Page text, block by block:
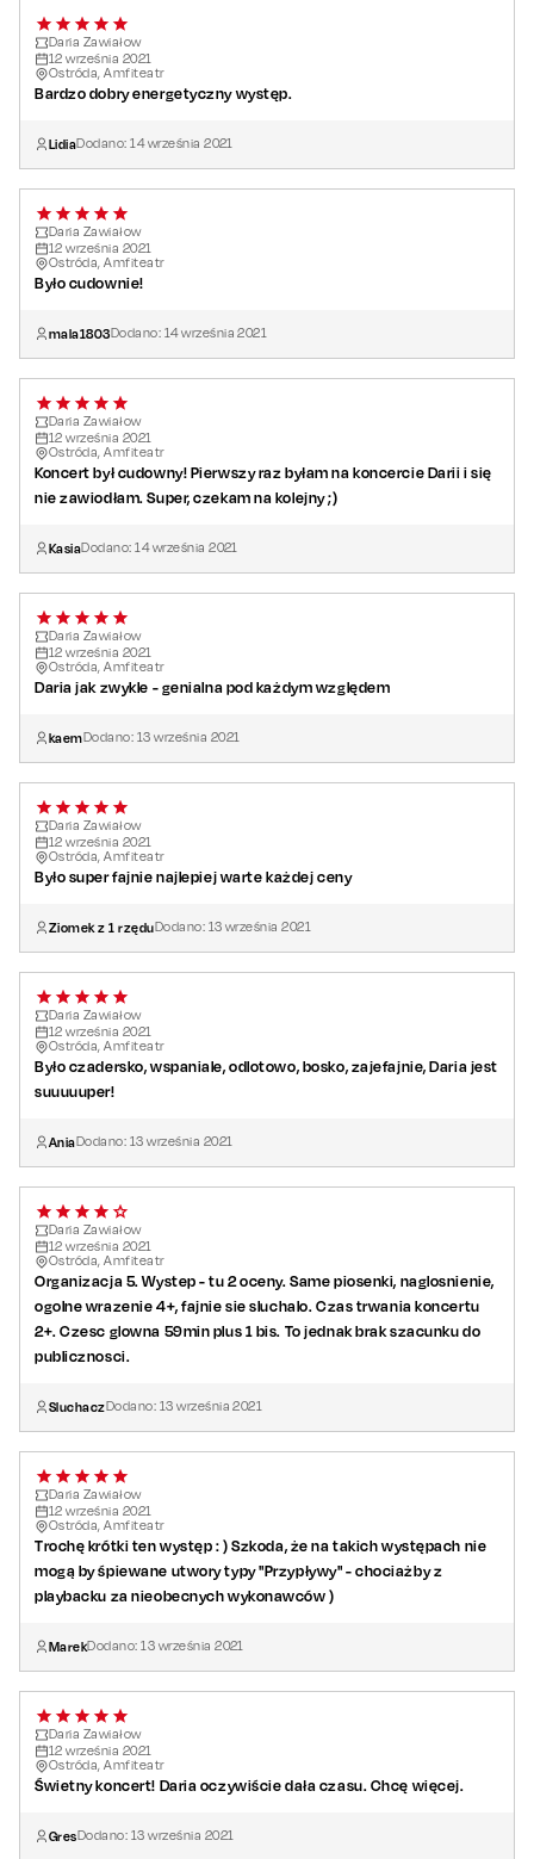
Daria Zawiałow
12 września 2021
Ostróda, Amfiteatr
Bardzo dobry energetyczny występ.
LidiaDodano:14 września 2021
Daria Zawiałow
12 września 2021
Ostróda, Amfiteatr
Było cudownie!
mala1803Dodano: 14września 2021
Daria Zawiałow
12 września 2021
Ostróda, Amfiteatr
Koncert był cudowny! Pierwszy raz byłam na koncercie Darii i się
nie zawiodłam. Super, czekam na kolejny ;)
KasiaDodano:14 września 2021
Daria Zawiałow
12 września 2021
Ostróda, Amfiteatr
Daria jak zwykle - genialna pod każdym względem
kaemDodano: 13 września 2021
Daria Zawiałow
12 września 2021
Ostróda, Amfiteatr
Było super fajnie najlepiej warte każdej ceny
Ziomek z 1 rzęduDodano: 13 września 2021
Daria Zawiałow
12 września 2021
Ostróda, Amfiteatr
Było czadersko, wspaniale, odlotowo, bosko, zajefajnie, Daria jest
suuuuuper!
AniaDodano: 13 września 2021
Daria Zawiałow
12 września 2021
Ostróda, Amfiteatr
Organizacja 5. Wystep - tu 2 oceny. Same piosenki, naglosnienie,
ogolne wrazenie 4+, fajnie sie sluchalo. Czas trwania koncertu
2+. Czesc glowna 59min plus 1 bis. To jednak brak szacunku do
publicznosci.
SluchaczDodano: 13 września 2021
Daria Zawiałow
12 września 2021
Ostróda, Amfiteatr
Trochę krótki ten występ : ) Szkoda, że na takich występach nie
mogą by śpiewane utwory typy "Przypływy" - chociażby z
playbacku za nieobecnych wykonawców )
MarekDodano:13 września 2021
Daria Zawiałow
12 września 2021
Ostróda, Amfiteatr
Świetny koncert! Daria oczywiście dała czasu. Chcę więcej.
GresDodano: 13 września 2021